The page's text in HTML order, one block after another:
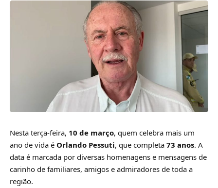
Nesta terça-feira, 10 de março, quem celebra mais um
ano de vida é Orlando Pessuti, que completa 73 anos. A
data é marcada por diversas homenagens e mensagens de
carinho de familiares, amigos e admiradores de toda a
região.